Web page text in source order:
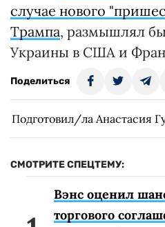
случае нового
Трампа, размышлял
Украины в США и
Поделиться
Подготовил/ла Анастасия
СМОТРИТЕ СПЕЦТЕМУ:
Вэнс оценил
торгового